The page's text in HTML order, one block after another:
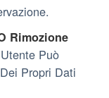
Rimozione
Può
Propri Dati